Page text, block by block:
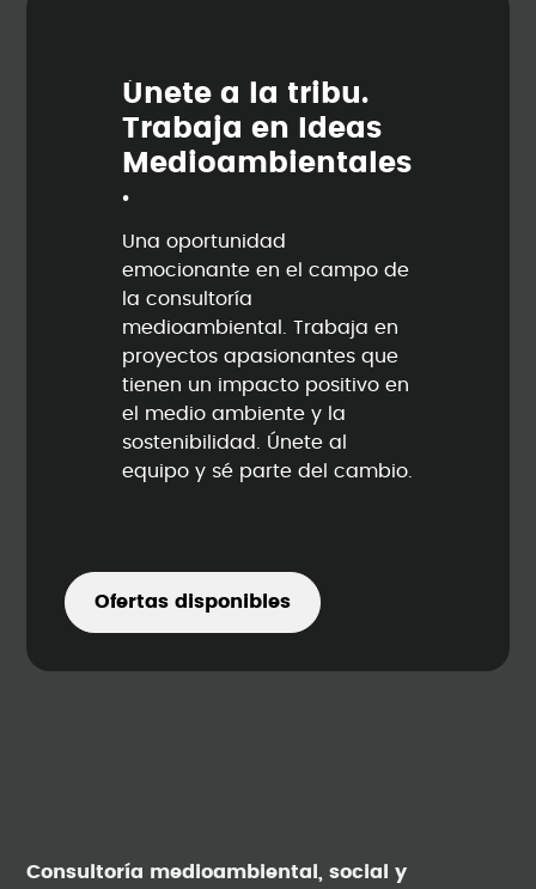
Únete a la tribu.
Trabaja en Ideas
Medioambienta les
.
Una oportunidad
emocionante en el campo de
la consultoría
medioambiental. Trabaja en
proyectos apasionantes que
tienen un impacto positivo en
el medio ambiente y la
sostenibilidad. Únete al
equipo y sé parte del cambio.
Ofertas disponibles
Consultoría medioambiental, social y